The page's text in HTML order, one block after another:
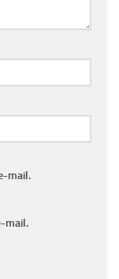
mail.
mail.